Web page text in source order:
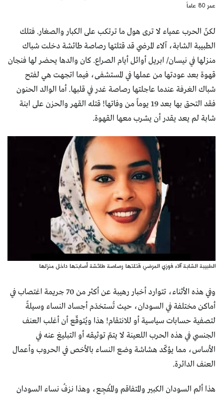
عمر 80 عاماً
لكنّ الحرب عمياء لا ترى هول ما ترتكب على الكبار والصغار. فتلك
الطبيبة الشابة، آلاء المرضي قد قتلتها رصاصة طائشة دخلت شباك
منزلها في نيسان/ ابريل أوائل أيام الصراع. كان والدها يحضر لها فنجان
قهوة بعد عودتها من عملها في المستشفى، فيما اتجهت هي لفتح
شباك الغرفة عندما عاجلتها رصاصة غدر في قلبها. أما الوالد الحنون
فقد التحق بها بعد 19 يوماً من وفاتها! قتله القهر والحزن على ابنة
شابة لم يعد يقدر أن يشرب معها القهوة.
الطبيبة الشابة آلاء فوزي المرضي قتلتها رصاصة طائشة أصابتها داخل منزلها
وفي هذه الأثناء، تتوارد أخبار رهيبة عن أكثر من 70 جريمة اغتصاب في
أماكن مختلفة في السودان، حيث تُستخدَم أجساد النساء وسيلةً
لتصفية حسابات سياسية أو للانتقام! هذا ويُتوقّع أن أغلب العنف
الجنسي في هذه الحرب اللعينة لا يتمّ توثيقه أو التبليغ عنه في
الأساس، مما يؤكّد هشاشة وضع النساء بالأخص في الحروب وأعمال
العنف الدائرة.
هذا ألم السودان الكبير والمتفاقم والمُفجِع، وهذا نزفُ نساء السودان